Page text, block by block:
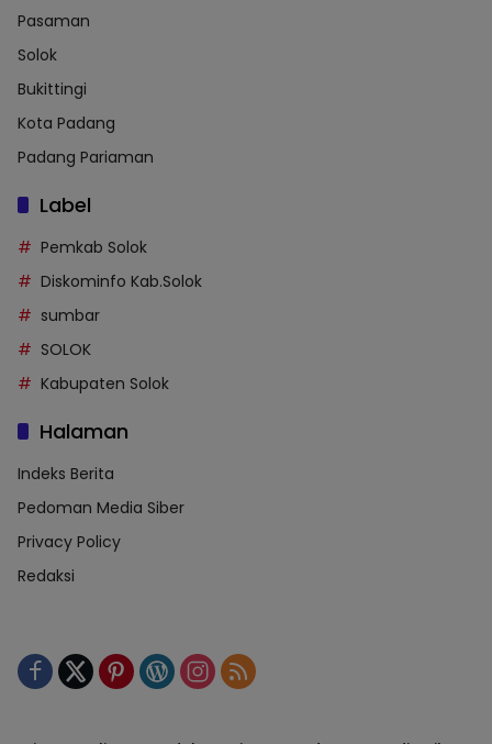
Pasaman
Solok
Bukittingi
Kota Padang
Padang Pariaman
Label
Pemkab Solok
Diskominfo Kab.Solok
sumbar
SOLOK
Kabupaten Solok
Halaman
Indeks Berita
Pedoman Media Siber
Privacy Policy
Redaksi